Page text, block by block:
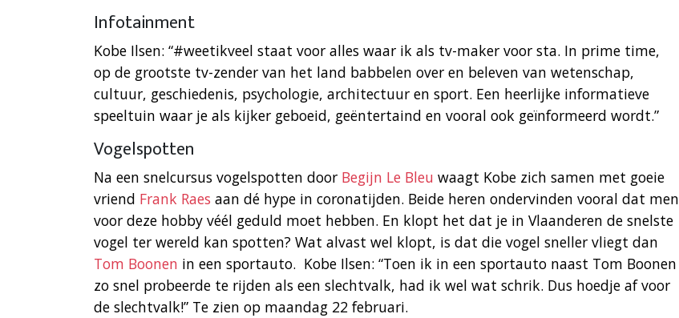
Infotainment
Kobe Ilsen: “#weetikveel staat voor alles waar ik als tv-maker voor sta. In prime time,
op de grootste tv-zender van het land babbelen over en beleven van wetenschap,
cultuur, geschiedenis, psychologie, architectuur en sport. Een heerlijke informatieve
speeltuin waar je als kijker geboeid, geëntertaind en vooral ook geïnformeerd wordt.”
Vogelspotten
Na een snelcursus vogelspotten door Begijn Le Bleu waagt Kobe zich samen met goeie
vriend Frank Raes aan dé hype in coronatijden. Beide heren ondervinden vooral dat men
voor deze hobby véél geduld moet hebben. En klopt het dat je in Vlaanderen de snelste
vogel ter wereld kan spotten? Wat alvast wel klopt, is dat die vogel sneller vliegt dan
Tom Boonen in een sportauto. Kobe Ilsen: “Toen ik in een sportauto naast Tom Boonen
zo snel probeerde te rijden als een slechtvalk, had ik wel wat schrik. Dus hoedje af voor
de slechtvalk!” Te zien op maandag 22 februari.